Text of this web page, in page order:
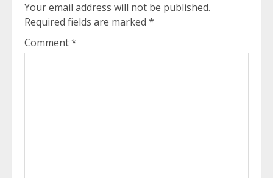
Your email address will not be published.
Required fields are marked *
Comment*